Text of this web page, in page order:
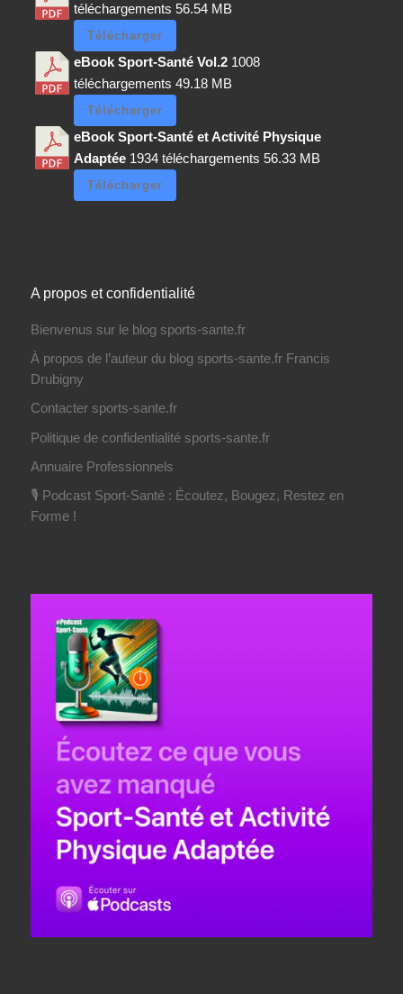
téléchargements 56.54 MB
Télécharger
eBook Sport-Santé Vol.2 1008
téléchargements 49.18 MB
Télécharger
eBook Sport-Santé et Activité Physique
Adaptée 1934 téléchargements 56.33 MB
Télécharger
A propos et confidentialité
Bienvenus sur le blog sports-sante.fr
À propos de l’auteur du blog sports-sante.fr Francis
Drubigny
Contacter sports-sante.fr
Politique de confidentialité sports-sante.fr
Annuaire Professionnels
🎙️ Podcast Sport-Santé : Écoutez, Bougez, Restez en
Forme !